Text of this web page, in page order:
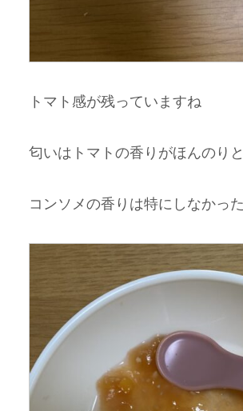
トマト感が残っていますね
匂いはトマトの香りがほんのり
コンソメの香りは特にしなかっ